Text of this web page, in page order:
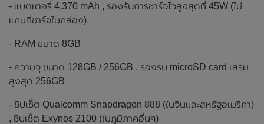
- แบตเตอรี่ 4,370 mAh , รองรับการชาร์จไวสูงสุดที่ 45W (ไม่
แถมที่ชาร์จในกล่อง)
- RAM ขนาด 8GB
- ความจุ ขนาด 128GB / 256GB , รองรับ microSD card เสริม
สูงสุด 256GB
- ชิปเซ็ต Qualcomm Snapdragon 888 (ในจีนและสหรัฐอเมริกา)
, ชิปเซ็ต Exynos 2100 (ในภูมิภาคอื่นๆ)